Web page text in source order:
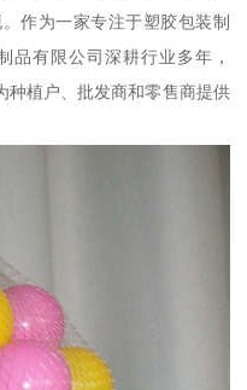
作为一家专注于塑胶包装制
品有限公司深耕行业多年，
种植户、批发商和零售商提供